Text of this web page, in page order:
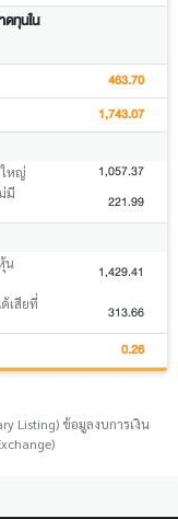
ดทุนใน
463.70
1,743.07
หญ่ 1,057.37
มี
221.99
น
1,429.41
เสียที่
313.66
0.26
Listing) ข้อมูลงบการเงิน